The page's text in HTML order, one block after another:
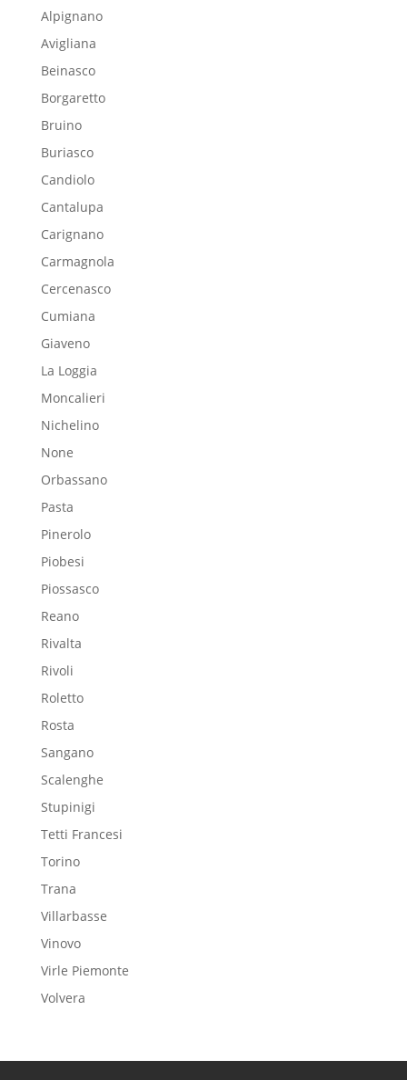
Alpignano
Avigliana
Beinasco
Borgaretto
Bruino
Buriasco
Candiolo
Cantalupa
Carignano
Carmagnola
Cercenasco
Cumiana
Giaveno
La Loggia
Moncalieri
Nichelino
None
Orbassano
Pasta
Pinerolo
Piobesi
Piossasco
Reano
Rivalta
Rivoli
Roletto
Rosta
Sangano
Scalenghe
Stupinigi
Tetti Francesi
Torino
Trana
Villarbasse
Vinovo
Virle Piemonte
Volvera